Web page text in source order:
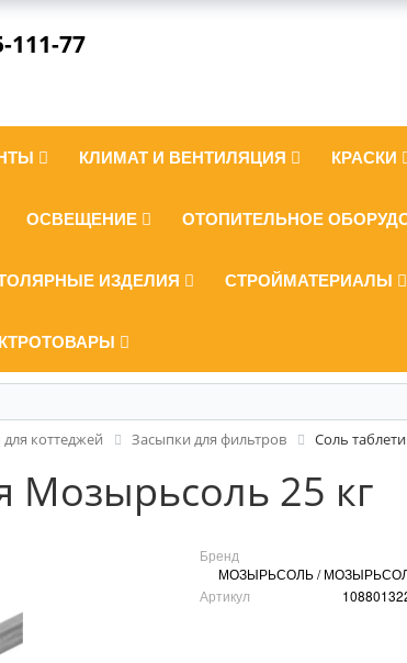
111-77
КЛИМАТ И ВЕНТИЛЯЦИЯ КРАСКИ
ОСВЕЩЕНИЕ ОТОПИТЕЛЬНОЕ
ИЗДЕЛИЯ СТРОЙМАТЕРИАЛЫ
коттеджей Засыпки для фильтров Соль
Мозырьсоль 25 кг
Бренд
МОЗЫРЬСОЛЬ /
Артикул